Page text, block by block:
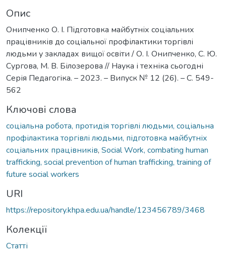
Опис
Онипченко О. І. Підготовка майбутніх соціальних
працівників до соціальної профілактики торгівлі
людьми у закладах вищої освіти / О. І. Онипченко, С. Ю.
Сургова, М. В. Білозерова // Наука і техніка сьогодні
Серія Педагогіка. – 2023. – Випуск № 12 (26). – С. 549-
562
Ключові слова
соціальна робота, протидія торгівлі людьми, соціальна
профілактика торгівлі людьми, підготовка майбутніх
соціальних працівників, Social Work, combating human
trafficking, social prevention of human trafficking, training of
future social workers
URI
https://repository.khpa.edu.ua/handle/123456789/3468
Колекції
Статті